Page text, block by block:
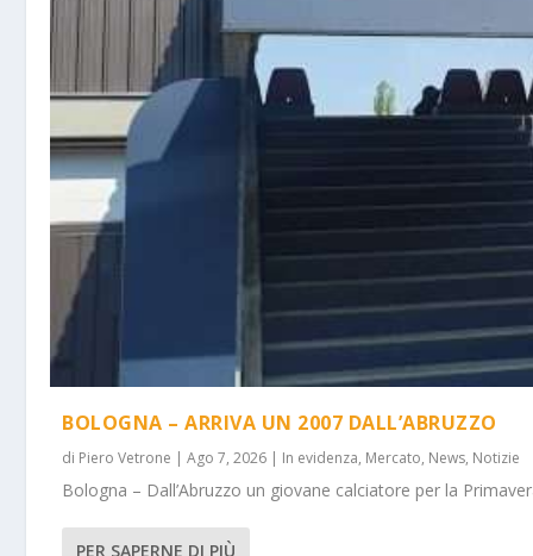
BOLOGNA – ARRIVA UN 2007 DALL’ABRUZZO
di Piero Vetrone |Ago 7, 2026 | In evidenza, Mercato, News, Notizie
Bologna – Dall’Abruzzo un giovane calciatore per la
PER SAPERNE DI PIÙ